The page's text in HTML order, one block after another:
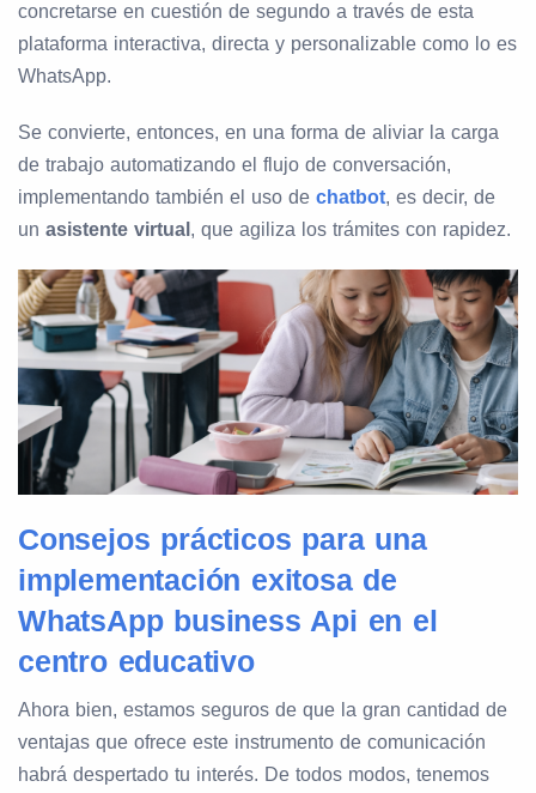
concretarse en cuestión de segundo a través de esta
plataforma interactiva, directa y personalizable como lo es
WhatsApp.
Se convierte, entonces, en una forma de aliviar la carga
de trabajo automatizando el flujo de conversación,
implementando también el uso de chatbot, es decir, de
un asistente virtual , que agiliza los trámites con rapidez.
Consejos prácticos para una
implementación exitosa de
WhatsApp business Api en el
centro educativo
Ahora bien, estamos seguros de que la gran cantidad de
ventajas que ofrece este instrumento de comunicación
habrá despertado tu interés. De todos modos, tenemos